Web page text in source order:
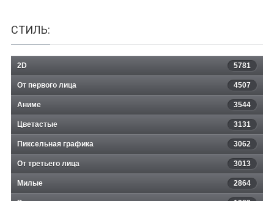
СТИЛЬ:
2D 5781
От первого лица 4507
Аниме 3544
Цветастые 3131
Пиксельная графика 3062
От третьего лица 3013
Милые 2864